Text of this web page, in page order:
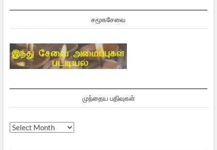
சமூகசேவை
முந்தைய பதிவுகள்
முந்தைய